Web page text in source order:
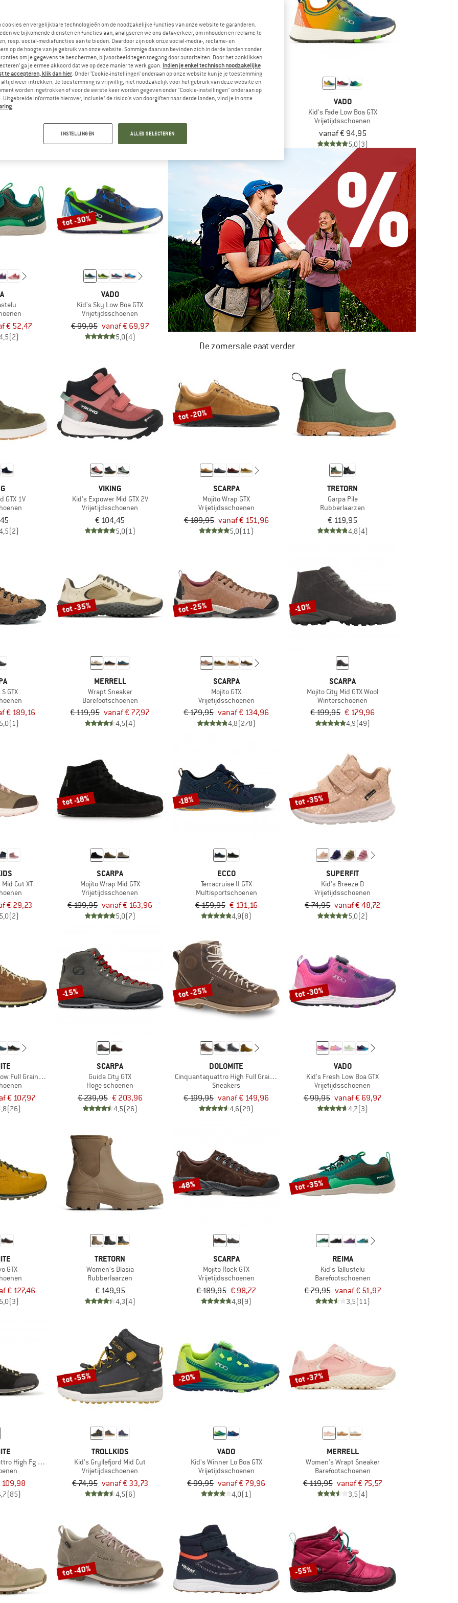
Hiker
AFFENZAHN
4,5(8)
VADO VADO
Kid's Fade Low Boa GTX
Vrijetijdsschoenen
vanaf € 94,95
5,0(3)
€ 52,47
(2)
tot -30%
VADO
Kid's Sky Low Boa GTX
Vrijetijdsschoenen
€ 99,95 vanaf € 69,97
5,0(4)
De zomersale gaat verder
GTX 1V
(2)
VIKING
Kid's Expower Mid GTX 2V
Vrijetijdsschoenen
€ 104,45
5,0(1)
tot -20%
SCARPA
Mojito Wrap GTX
Vrijetijdsschoenen
€ 189,95 vanaf € 151,96
5,0(11)
TRETORN
Garpa Pile
Rubberlaarzen
€ 119,95
4,8(4)
GTX
€ 189,16
5,0(1)
tot -35%
MERRELL
Wrapt Sneaker
Barefootschoenen
€ 119,95 vanaf € 77,97
4,5(4)
tot -25%
SCARPA
Mojito GTX
Vrijetijdsschoenen
€ 179,95 vanaf € 134,96
4,8(278)
-10%
SCARPA
Mojito City Mid GTX Wool
Winterschoenen
€ 199,95 € 179,96
4,9(49)
Cut XT
€ 29,23
5,0(2)
tot -18%
SCARPA
Mojito Wrap Mid GTX
Vrijetijdsschoenen
€ 199,95 vanaf € 163,96
5,0(7)
-18%
ECCO
Terracruise II GTX
Multisportschoenen
€ 159,95 € 131,16
4,9(8)
tot -35%
SUPERFIT
Kid's Breeze D
Vrijetijdsschoenen
€ 74,95 vanaf € 48,72
5,0(2)
Full Grain Leather Evo GTX
€ 107,97
(76)
-15%
SCARPA
Guida City GTX
Hoge schoenen
€ 239,95 € 203,96
4,5(26)
tot -25%
DOLOMITE
Cinquantaquattro High Full Grain Leather Evo GTX
Sneakers
€ 199,95 vanaf € 149,96
4,6(29)
tot -30%
VADO
Kid's Fresh Low Boa GTX
Vrijetijdsschoenen
€ 99,95 vanaf € 69,97
4,7(3)
GTX
€ 127,46
5,0(3)
TRETORN
Women's Blasia
Rubberlaarzen
€ 149,95
4,3(4)
-48%
SCARPA
Mojito Rock GTX
Vrijetijdsschoenen
€ 189,95 € 98,77
4,8(9)
tot -35%
REIMA
Kid's Tallustelu
Barefootschoenen
€ 79,95 vanaf € 51,97
3,5(11)
High Fg GTX
109,98
(85)
tot -55%
TROLLKIDS
Kid's Gryllefjord Mid Cut
Vrijetijdsschoenen
€ 74,95 vanaf € 33,73
4,5(6)
-20%
VADO
Kid's Winner Lo Boa GTX
Vrijetijdsschoenen
€ 99,95 vanaf € 79,96
4,0(1)
tot -37%
MERRELL
Women's Wrapt Sneaker
Barefootschoenen
€ 119,95 vanaf € 75,57
3,5(4)
tot -40% -55%
cookies en vergelijkbare technologieën om de noodzakelijke functies van onze website te garanderen.
we bijkomende diensten en functies aan, analyseren we ons dataverkeer, om inhouden en reclame te
resp. social-mediafuncties aan te bieden. Daardoor zijn ook onze social-media-, reclame- en
op de hoogte van je gebruik van onze website. Sommige daarvan bevinden zich in derde landen zonder
om je gegevens te beschermen, bijvoorbeeld tegen toegang door autoriteiten. Door het aanklikken
ga je ermee akkoord dat we op deze manier te werk gaan. Indien je enkel technisch noodzakelijke
te accepteren, klik dan hier. Onder ‘Cookie-instellingen’ onderaan op onze website kun je je toestemming
altijd weer intrekken. Je toestemming is vrijwillig, niet noodzakelijk voor het gebruik van deze website en
worden ingetrokken of voor de eerste keer worden gegeven onder "Cookie-instellingen" onderaan op
Uitgebreide informatie hierover, inclusief de risico's van doorgiften naar derde landen, vind je in onze
.
INSTELLINGEN ALLES SELECTEREN